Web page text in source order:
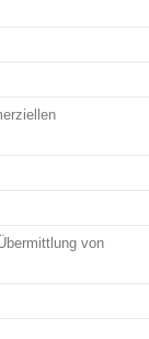
von